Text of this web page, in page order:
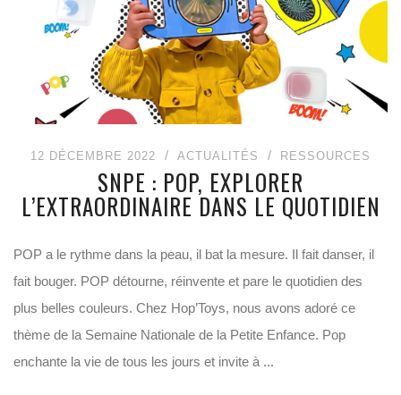
12 DÉCEMBRE 2022 ACTUALITÉS RESSOURCES
SNPE : POP, EXPLORER
L’EXTRAORDINAIRE DANS LE QUOTIDIEN
POP a le rythme dans la peau, il bat la mesure. Il fait danser, il
fait bouger. POP détourne, réinvente et pare le quotidien des
plus belles couleurs. Chez Hop’Toys, nous avons adoré ce
thème de la Semaine Nationale de la Petite Enfance. Pop
enchante la vie de tous les jours et invite à ...